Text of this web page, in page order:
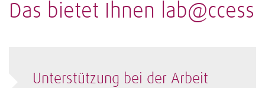
Das bietet Ihnen lab@ccess
Unterstützung bei der Arbeit